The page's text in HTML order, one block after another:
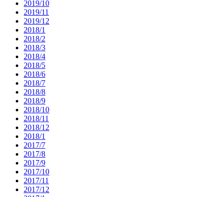
2019/10
2019/11
2019/12
2018/1
2018/2
2018/3
2018/4
2018/5
2018/6
2018/7
2018/8
2018/9
2018/10
2018/11
2018/12
2018/1
2017/7
2017/8
2017/9
2017/10
2017/11
2017/12